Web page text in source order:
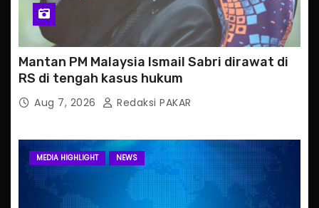
Mantan PM Malaysia Ismail Sabri dirawat di
RS di tengah kasus hukum
Aug 7, 2026 Redaksi PAKAR
MEDIA HIGHLIGHT NEWS